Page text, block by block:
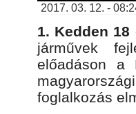
2017. 03. 12. -
1. Kedden 18
járművek
előadáson a
foglalkozás